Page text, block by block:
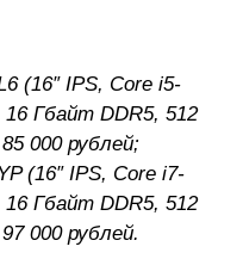
(16″ IPS, Core i5-
16 Гбайт DDR5, 512
000 рублей;
(16″ IPS, Core i7-
16 Гбайт DDR5, 512
000 рублей.